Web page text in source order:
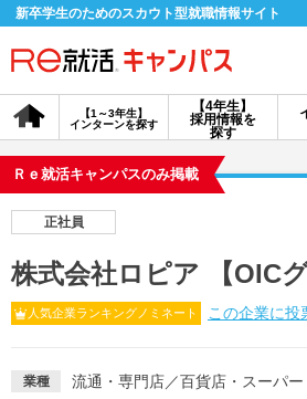
新卒学生のためのスカウト型就職情報サイト
【4年生】
採用情報を
探す
【1～3年生】
インターンを探す
会員登録
探す
【4年生】
採用情報を探す
【4年生】
Ｒｅ就活キャンパスのみ掲載
正社員
株式会社ロピア 【OICグ
人気企業ランキングノミネート この企業に投
業種 流通・専門店／百貨店・スーパー